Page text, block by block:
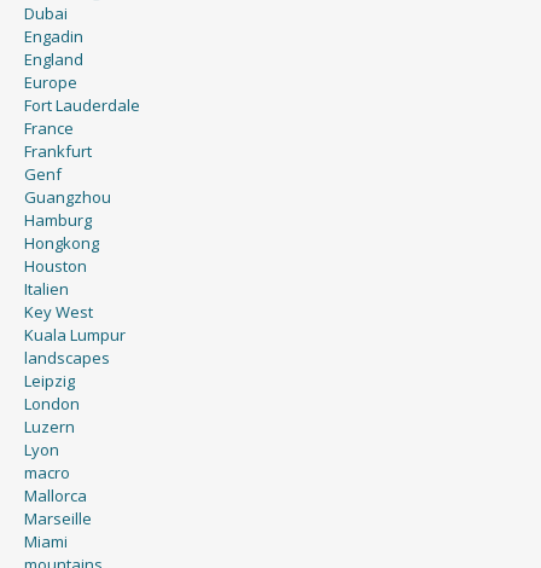
Dubai
Engadin
England
Europe
Fort Lauderdale
France
Frankfurt
Genf
Guangzhou
Hamburg
Hongkong
Houston
Italien
Key West
Kuala Lumpur
landscapes
Leipzig
London
Luzern
Lyon
macro
Mallorca
Marseille
Miami